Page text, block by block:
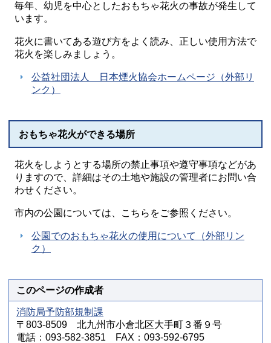
毎年、幼児を中心としたおもちゃ花火の事故が発生して
います。
花火に書いてある遊び方をよく読み、正しい使用方法で
花火を楽しみましょう。
公益社団法人 日本煙火協会ホームページ（外部リ
ンク）
おもちゃ花火ができる場所
花火をしようとする場所の禁止事項や遵守事項などがあ
りますので、詳細はその土地や施設の管理者にお問い合
わせください。
市内の公園については、こちらをご参照ください。
公園でのおもちゃ花火の使用について（外部リン
ク）
このページの作成者
消防局予防部規制課
〒803-8509 北九州市小倉北区大手町３番９号
電話：093-582-3851 FAX：093-592-6795